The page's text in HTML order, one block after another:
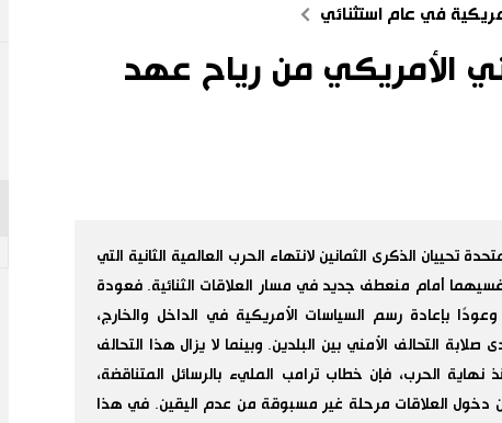
في عام استثنائي
الأمريكي من رياح عهد
المتحدة تحييان الذكرى الثمانين لانتهاء الحرب العالمية الثانية التي
أمام منعطف جديد في مسار العلاقات الثنائية. فعودة
بإعادة رسم السياسات الأمريكية في الداخل والخارج،
التحالف الأمني بين البلدين. وبينما لا يزال هذا التحالف
نهاية الحرب، فإن خطاب ترامب المليء بالرسائل المتناقضة،
من دخول العلاقات مرحلة غير مسبوقة من عدم اليقين. في هذا